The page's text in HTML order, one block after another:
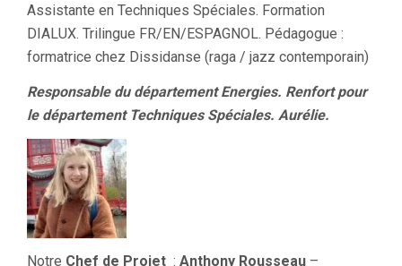
Assistante en Techniques Spéciales. Formation
DIALUX. Trilingue FR/EN/ESPAGNOL. Pédagogue :
formatrice chez Dissidanse (raga / jazz contemporain)
Responsable du département Energies. Renfort pour
le département Techniques Spéciales. Aurélie.
Notre Chef de Projet : Anthony Rousseau –